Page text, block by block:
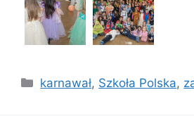
Kategorien
karnawał, Szkoła Polska,